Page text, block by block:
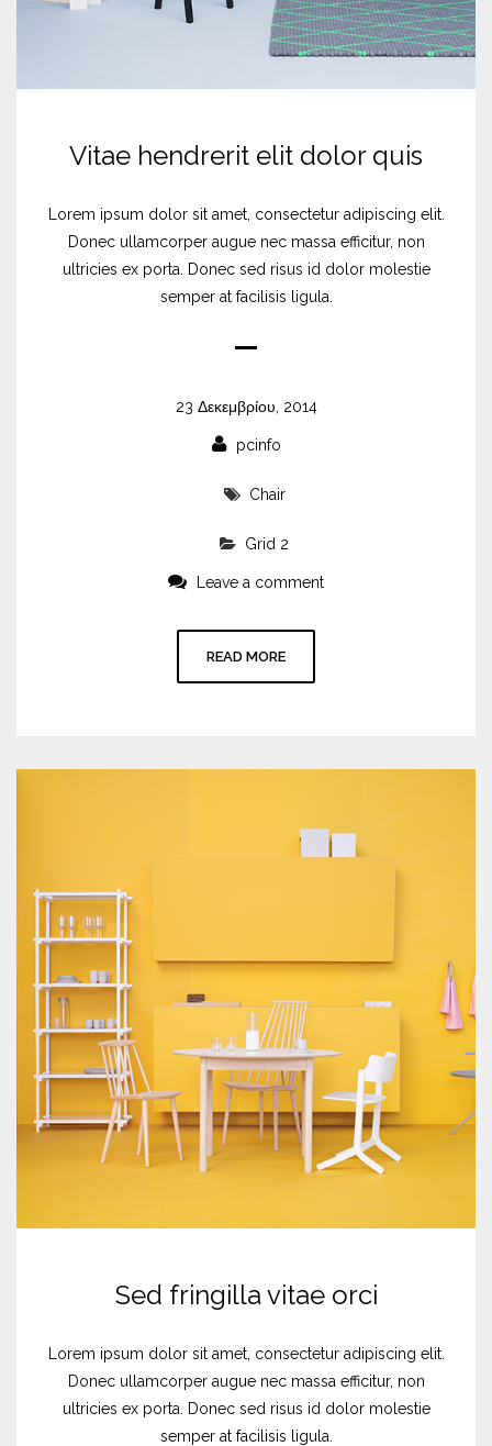
Vitae hendrerit elit dolor quis
Lorem ipsum dolor sit amet, consectetur adipiscing elit.
Donec ullamcorper augue nec massa efficitur, non
ultricies ex porta. Donec sed risus id dolor molestie
semper at facilisis ligula.
23 Δεκεμβρίου, 2014
pcinfo
Chair
Grid 2
Leave a comment
READ MORE
Sed fringilla vitae orci
Lorem ipsum dolor sit amet, consectetur adipiscing elit.
Donec ullamcorper augue nec massa efficitur, non
ultricies ex porta. Donec sed risus id dolor molestie
semper at facilisis ligula.